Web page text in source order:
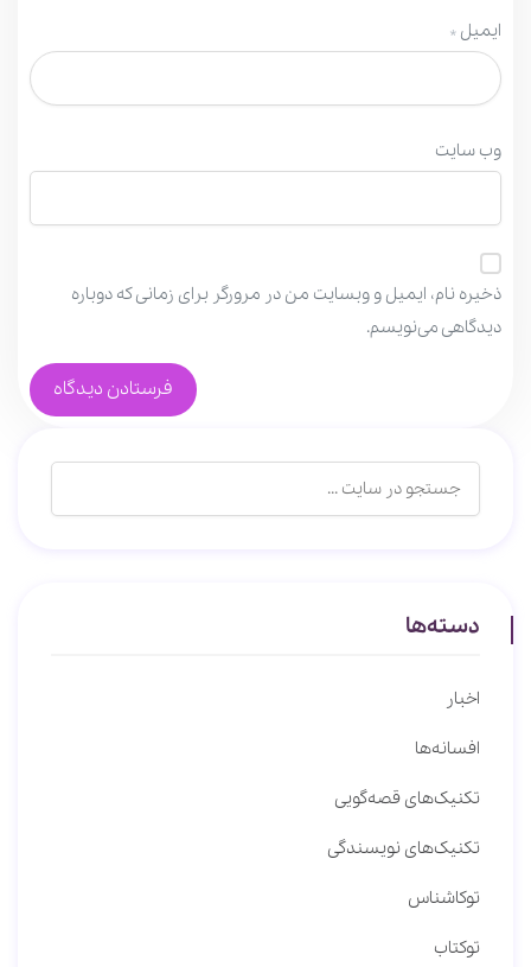
ایمیل *
وب‌ سایت
ذخیره نام، ایمیل و وبسایت من در مرورگر برای زمانی که دوباره
دیدگاهی می‌نویسم.
دسته‌ها
اخبار
افسانه‌ها
تکنیک‌های قصه‌گویی
تکنیک‌های نویسندگی
توکاشناس
توکتاب